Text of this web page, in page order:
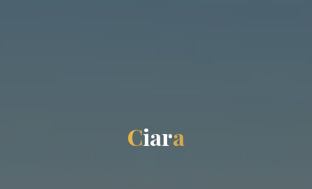
Ciaa
ra